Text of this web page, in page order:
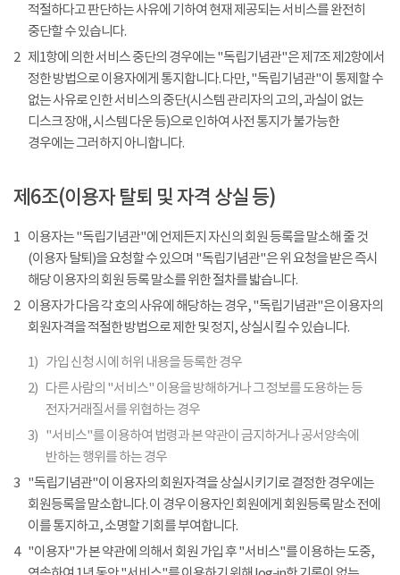
적절하다고 판단하는 사유에 기하여 현재 제공되는 서비스를 완전히
중단할 수 있습니다.
2 제1항에 의한 서비스 중단의 경우에는 "독립기념관"은 제7조 제2항에서
정한 방법으로 이용자에게 통지합니다. 다만, "독립기념관"이 통제할 수
없는 사유로 인한 서비스의 중단(시스템 관리자의 고의, 과실이 없는
디스크 장애, 시스템 다운 등)으로 인하여 사전 통지가 불가능한
경우에는 그러하지 아니합니다.
제6조(이용자 탈퇴 및 자격 상실 등)
1 이용자는 "독립기념관"에 언제든지 자신의 회원 등록을 말소해 줄 것
(이용자 탈퇴)을 요청할 수 있으며 "독립기념관"은 위 요청을 받은 즉시
해당 이용자의 회원 등록 말소를 위한 절차를 밟습니다.
2 이용자가 다음 각 호의 사유에 해당하는 경우, "독립기념관"은 이용자의
회원자격을 적절한 방법으로 제한 및 정지, 상실시킬 수 있습니다.
1) 가입 신청 시에 허위 내용을 등록한 경우
2) 다른 사람의 "서비스" 이용을 방해하거나 그 정보를 도용하는 등
전자거래질서를 위협하는 경우
3) "서비스"를 이용하여 법령과 본 약관이 금지하거나 공서양속에
반하는 행위를 하는 경우
3 "독립기념관"이 이용자의 회원자격을 상실시키기로 결정한 경우에는
회원등록을 말소합니다. 이 경우 이용자인 회원에게 회원등록 말소 전에
이를 통지하고, 소명할 기회를 부여합니다.
4
"이용자"가 본 약관에 의해서 회원 가입 후 "서비스"를 이용하는 도중,